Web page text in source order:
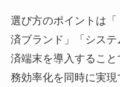
選び方のポイントは
済ブランド」「シス
済端末を導入するこ
務効率化を同時に実現